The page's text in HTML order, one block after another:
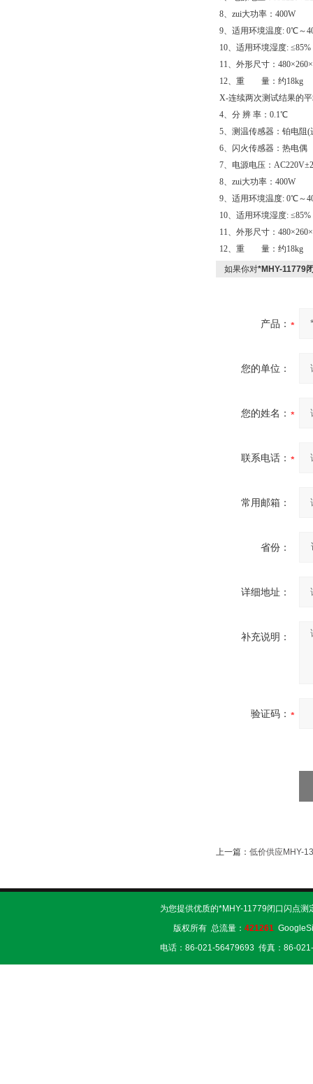
8、zui大功率：400W
9、适用环境温度: 0℃～
10、适用环境湿度: ≤85%
11、外形尺寸：
12、重 量：约18kg
X-连续两次测试结果的
4、分 辨 率：0.1℃
5、测温传感器：铂电阻(
6、闪火传感器：热电偶
7、电源电压：
8、zui大功率：400W
9、适用环境温度: 0℃～
10、适用环境湿度: ≤85%
11、外形尺寸：
12、重 量：约18kg
如果你对*MHY-11779
产品：
您的单位：
您的姓名：
联系电话：
常用邮箱：
省份：
详细地址：
补充说明：
验证码：
上一篇： 低价供应MHY-
为您提供优质的*MHY-11779闭口闪点
版权所有 总流量： 421261
电话：86-021-56479693 传真：86-